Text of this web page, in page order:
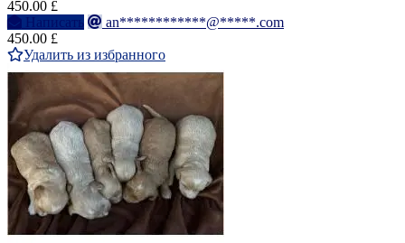
450.00 £
Написать
an************@*****.com
450.00 £
Удалить из избранного